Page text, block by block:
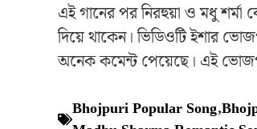
এই গানের পর নিরহুয়া ও মধু শর্মা
দিয়ে থাকেন। ভিডিওটি ইশার
অনেক কমেন্ট পেয়েছে। এই
Bhojpuri Popular Song,